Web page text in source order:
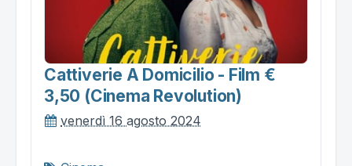
Cattiverie A Domicilio - Film €
3,50 (cinema Revolution)
venerdì 16 agosto 2024